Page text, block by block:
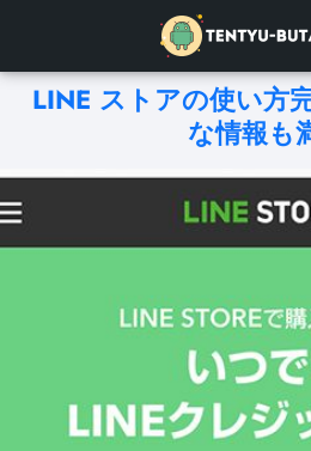
LINE ストアの使い方
な情報も